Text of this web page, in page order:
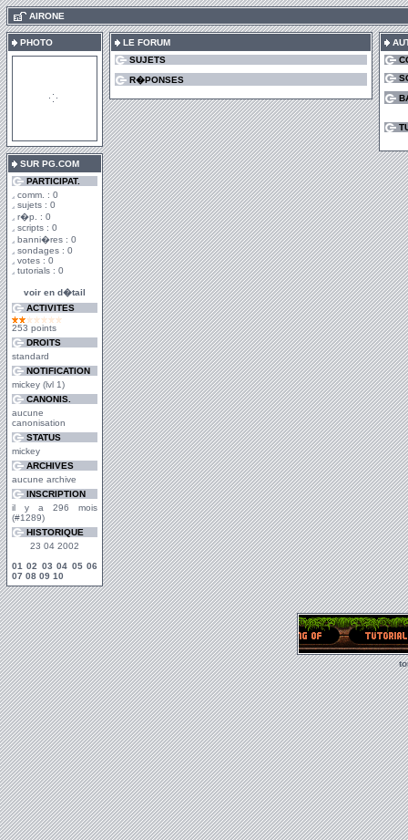
AIRONE
PHOTO
SUR PG.COM
PARTICIPAT.
comm. : 0
sujets : 0
r�p. : 0
scripts : 0
banni�res : 0
sondages : 0
votes : 0
tutorials : 0
voir en d�tail
ACTIVITES
253 points
DROITS
standard
NOTIFICATION
mickey (lvl 1)
CANONIS.
aucune
canonisation
STATUS
mickey
ARCHIVES
aucune archive
INSCRIPTION
il y a 296 mois
(#1289)
HISTORIQUE
23 04 2002
01 02 03 04 05 06
07 08 09 10
LE FORUM
SUJETS
R�PONSES